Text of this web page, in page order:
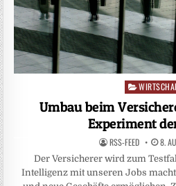
Posted
in
Umbau beim
Experiment
RSS-FEED 8.
Der Versicherer wird zum
Intelligenz mit unseren Jobs